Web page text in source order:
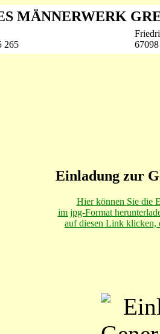
MÄNNERWERK
265
Einladung zur
Hier können Sie die
im jpg-Format
auf diesen Link klicken,